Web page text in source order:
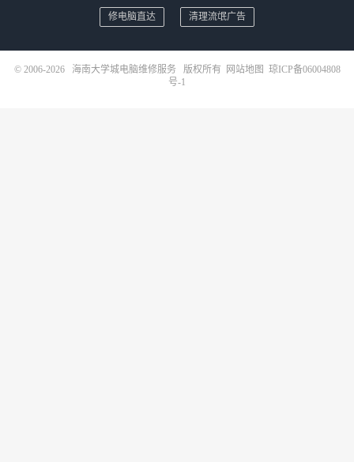
修电脑直达 清理流氓广告
© 2006-2026 海南大学城电脑维修服务 版权所有 网站地图 琼ICP备06004808
号-1